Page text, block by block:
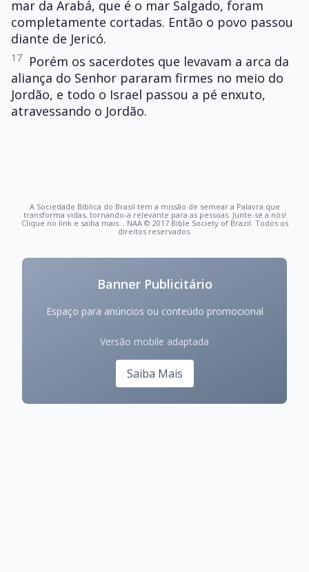
mar da Arabá, que é o mar Salgado, foram
completamente cortadas. Então o povo passou
diante de Jericó.
17
Porém os sacerdotes que levavam a arca da
aliança do Senhor pararam firmes no meio do
Jordão, e todo o Israel passou a pé enxuto,
atravessando o Jordão.
A Sociedade Bíblica do Brasil tem a missão de semear a Palavra que
transforma vidas, tornando-a relevante para as pessoas. Junte-se a nós!
Clique no link e saiba mais... NAA © 2017 Bible Society of Brazil. Todos os
direitos reservados.
Banner Publicitário
Espaço para anúncios ou conteúdo promocional
Versão mobile adaptada
Saiba Mais